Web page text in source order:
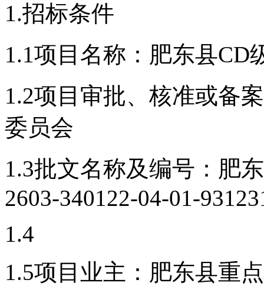
1.招标条件
1.1项目名称： 肥东县CD
1.2项目审批、核准或备
委员会
1.3批文名称及编号： 肥
2603-340122-04-01-
1.4
1.5项目业主： 肥东县重